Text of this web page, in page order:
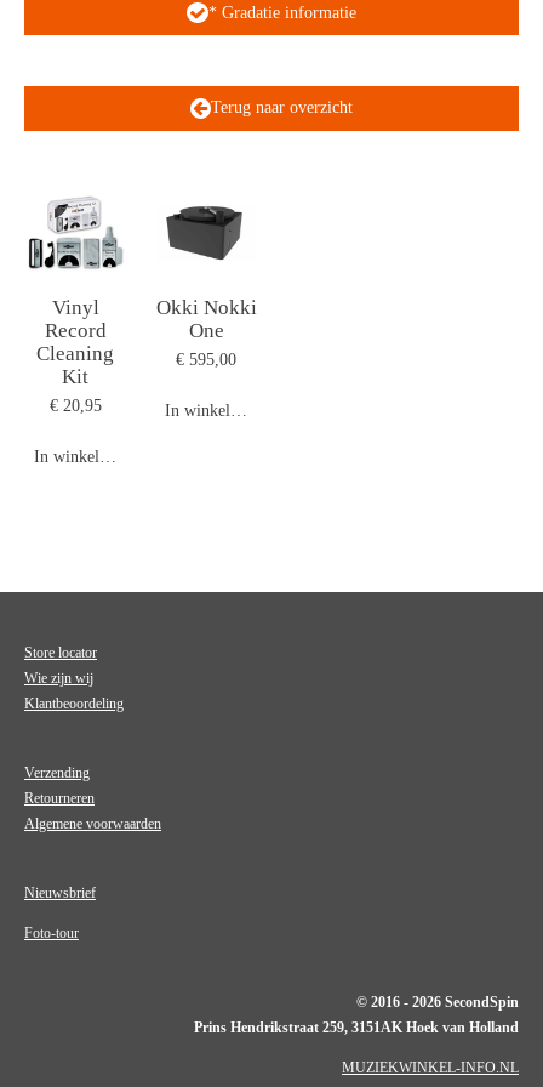
* Gradatie informatie
Terug naar overzicht
Vinyl
Record
Cleaning
Kit
€ 20,95
In winkelwagen
Okki Nokki
One
€ 595,00
In winkelwagen
Store locator
Wie zijn wij
Klantbeoordeling
Verzending
Retourneren
Algemene voorwaarden
Nieuwsbrief
Foto-tour
© 2016 - 2026 SecondSpin
Prins Hendrikstraat 259, 3151AK Hoek van Holland
MUZIEKWINKEL-INFO.NL